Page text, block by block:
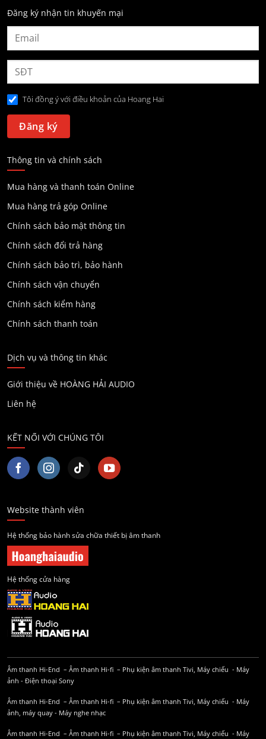
Đăng ký nhận tin khuyến mại
Tôi đồng ý với điều khoản của Hoang Hai
Thông tin và chính sách
Mua hàng và thanh toán Online
Mua hàng trả góp Online
Chính sách bảo mật thông tin
Chính sách đổi trả hàng
Chính sách bảo trì, bảo hành
Chính sách vận chuyển
Chính sách kiểm hàng
Chính sách thanh toán
Dịch vụ và thông tin khác
Giới thiệu về HOÀNG HẢI AUDIO
Liên hệ
KẾT NỐI VỚI CHÚNG TÔI
Website thành viên
Hệ thống bảo hành sửa chữa thiết bị âm thanh
Hệ thống cửa hàng
Âm thanh Hi-End – Âm thanh Hi-fi – Phụ kiện âm thanh Tivi, Máy chiếu - Máy
ảnh - Điện thoại Sony
Âm thanh Hi-End – Âm thanh Hi-fi – Phụ kiện âm thanh Tivi, Máy chiếu - Máy
ảnh, máy quay - Máy nghe nhạc
Âm thanh Hi-End – Âm thanh Hi-fi – Phụ kiện âm thanh Tivi, Máy chiếu - Máy